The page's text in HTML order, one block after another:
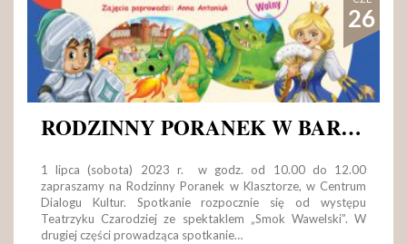
26
RODZINNY PORANEK W BAROKOWYM ŚWIECIE
1 lipca (sobota) 2023 r. w godz. od 10.00 do 12.00
zapraszamy na Rodzinny Poranek w Klasztorze, w Centrum
Dialogu Kultur. Spotkanie rozpocznie się od występu
Teatrzyku Czarodziej ze spektaklem „Smok Wawelski”. W
drugiej części prowadząca spotkanie…